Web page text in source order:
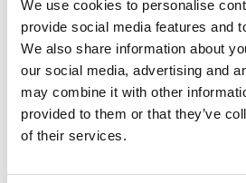
We use cookies to personalise
provide social media features and
We also share information about
our social media, advertising and
may combine it with other
provided to them or that they’ve
of their services.
relativement faible. Par exemple,
d'une épidémie faible et
Philippines, le pays connaît
propagation rapide de l'infection
populations exposées. Dans la
prévalence du VIH chez les